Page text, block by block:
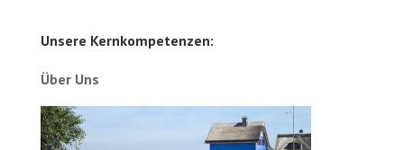
Unsere Kernkompetenzen:
Über Uns